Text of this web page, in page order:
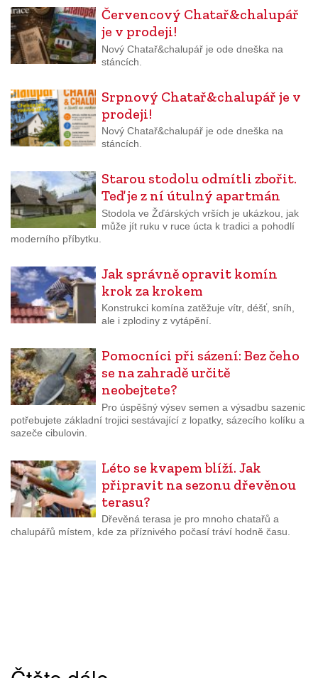
Červencový Chatař&chalupář
je v prodeji!
Nový Chatař&chalupář je ode dneška na
stáncích.
Srpnový Chatař&chalupář je v
prodeji!
Nový Chatař&chalupář je ode dneška na
stáncích.
Starou stodolu odmítli zbořit.
Teď je z ní útulný apartmán
Stodola ve Žďárských vrších je ukázkou, jak
může jít ruku v ruce úcta k tradici a pohodlí
moderního příbytku.
Jak správně opravit komín
krok za krokem
Konstrukci komína zatěžuje vítr, déšť, sníh,
ale i zplodiny z vytápění.
Pomocníci při sázení: Bez čeho
se na zahradě určitě
neobejtete?
Pro úspěšný výsev semen a výsadbu sazenic
potřebujete základní trojici sestávající z lopatky, sázecího kolíku a
sazeče cibulovin.
Léto se kvapem blíží. Jak
připravit na sezonu dřevěnou
terasu?
Dřevěná terasa je pro mnoho chatařů a
chalupářů místem, kde za příznivého počasí tráví hodně času.